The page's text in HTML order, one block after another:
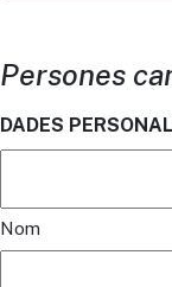
Persones
DADES
Nom